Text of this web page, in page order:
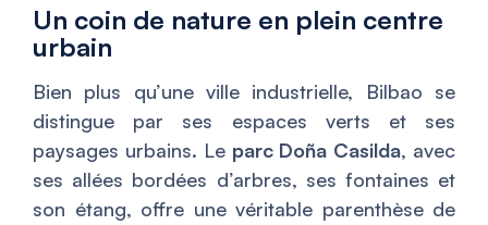
Un coin de nature en plein centre
urbain
Bien plus qu’une ville industrielle, Bilbao se
distingue par ses espaces verts et ses
paysages urbains. Le parc Doña Casilda, avec
ses allées bordées d’arbres, ses fontaines et
son étang, offre une véritable parenthèse de